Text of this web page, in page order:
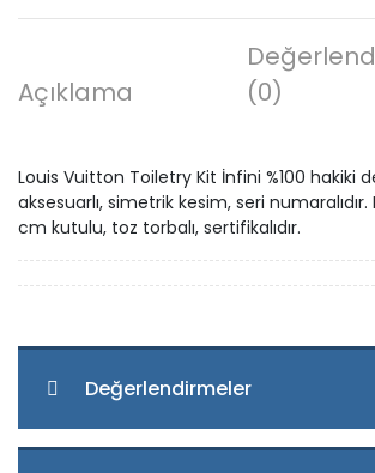
adet
Açıklama
(0)
Louis Vuitton Toiletry Kit İnfini %100 hakiki
aksesuarlı, simetrik kesim, seri numaralıdır.
cm kutulu, toz torbalı, sertifikalıdır.
Değerlendirmeler